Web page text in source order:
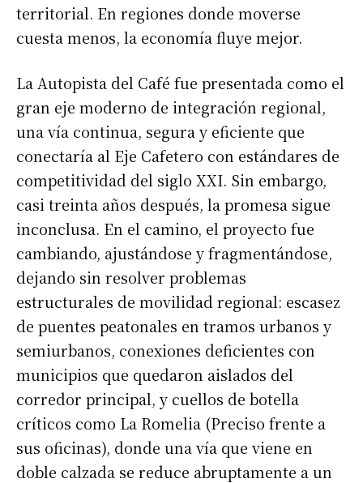
territorial. En regiones donde moverse
cuesta menos, la economía fluye mejor.
La Autopista del Café fue presentada como el
gran eje moderno de integración regional,
una vía continua, segura y eficiente que
conectaría al Eje Cafetero con estándares de
competitividad del siglo XXI. Sin embargo,
casi treinta años después, la promesa sigue
inconclusa. En el camino, el proyecto fue
cambiando, ajustándose y fragmentándose,
dejando sin resolver problemas
estructurales de movilidad regional: escasez
de puentes peatonales en tramos urbanos y
semiurbanos, conexiones deficientes con
municipios que quedaron aislados del
corredor principal, y cuellos de botella
críticos como La Romelia (Preciso frente a
sus oficinas), donde una vía que viene en
doble calzada se reduce abruptamente a un